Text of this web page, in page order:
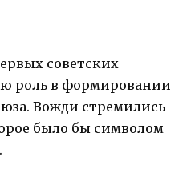
советских
роль в формировании
Вожди стремились
было бы символом